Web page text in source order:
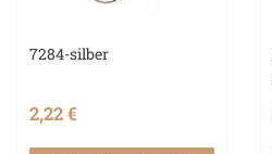
7284-silber
2,22 €